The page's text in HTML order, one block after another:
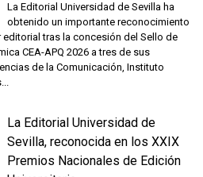
La Editorial Universidad de Sevilla ha
obtenido un importante reconocimiento
editorial tras la concesión del Sello de
CEA-APQ 2026 a tres de sus
de la Comunicación, Instituto
La Editorial Universidad de
Sevilla, reconocida en los XXIX
Premios Nacionales de Edición